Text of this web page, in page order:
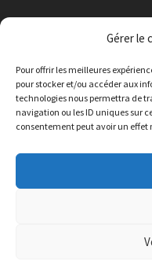
Gérer le
Pour offrir les meilleures
pour stocker et/ou accéder aux
technologies nous permettra de
navigation ou les ID uniques sur
consentement peut avoir un